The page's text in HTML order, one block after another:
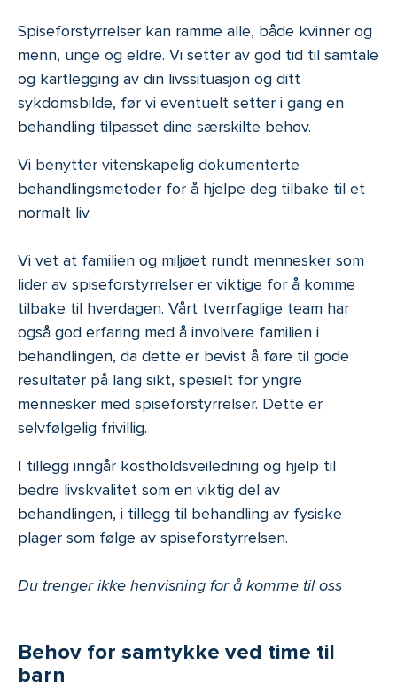
Spiseforstyrrelser kan ramme alle, både kvinner og
menn, unge og eldre. Vi setter av god tid til samtale
og kartlegging av din livssituasjon og ditt
sykdomsbilde, før vi eventuelt setter i gang en
behandling tilpasset dine særskilte behov.
Vi benytter vitenskapelig dokumenterte
behandlingsmetoder for å hjelpe deg tilbake til et
normalt liv.
Vi vet at familien og miljøet rundt mennesker som
lider av spiseforstyrrelser er viktige for å komme
tilbake til hverdagen. Vårt tverrfaglige team har
også god erfaring med å involvere familien i
behandlingen, da dette er bevist å føre til gode
resultater på lang sikt, spesielt for yngre
mennesker med spiseforstyrrelser. Dette er
selvfølgelig frivillig.
I tillegg inngår kostholdsveiledning og hjelp til
bedre livskvalitet som en viktig del av
behandlingen, i tillegg til behandling av fysiske
plager som følge av spiseforstyrrelsen.
Du trenger ikke henvisning for å komme til oss
Behov for samtykke ved time til
barn